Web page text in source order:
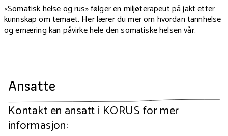
«Somatisk helse og rus» følger en miljøterapeut på jakt etter
kunnskap om temaet. Her lærer du mer om hvordan tannhelse
og ernæring kan påvirke hele den somatiske helsen vår.
Ansatte
Kontakt en ansatt i KORUS for mer
informasjon: